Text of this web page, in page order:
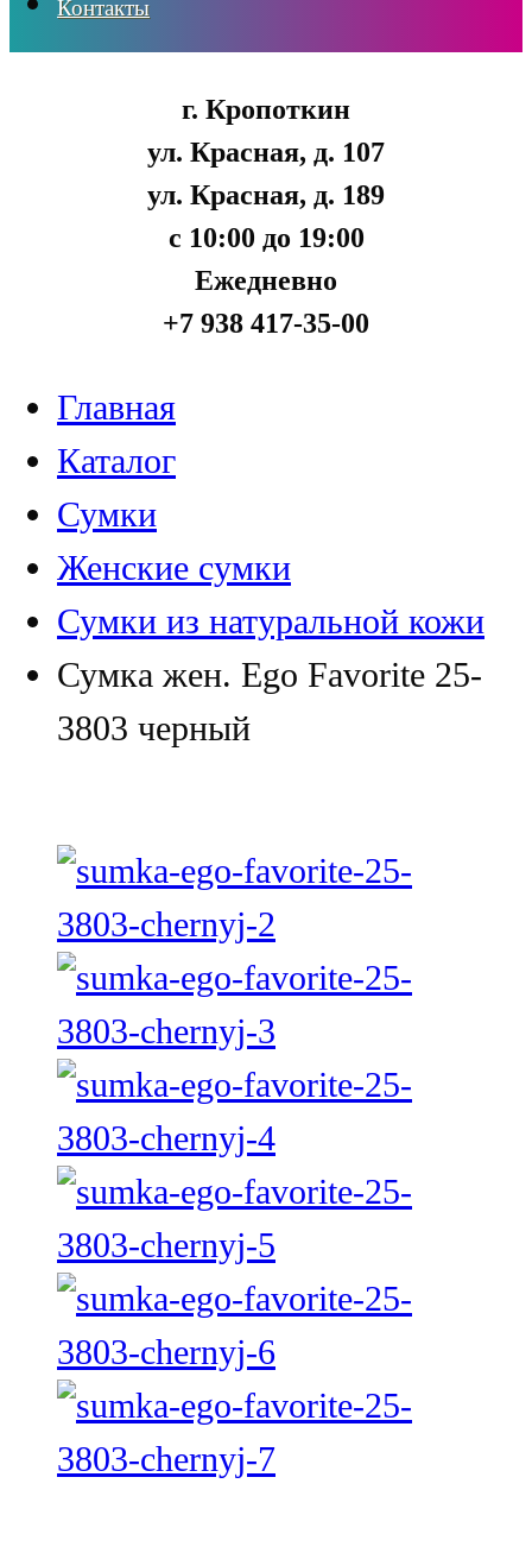
Контакты
г. Кропоткин
ул. Красная, д. 107
ул. Красная, д. 189
с 10:00 до 19:00
Ежедневно
+7 938 417-35-00
Главная
Каталог
Сумки
Женские сумки
Сумки из натуральной кожи
Сумка жен. Ego Favorite 25-
3803 черный